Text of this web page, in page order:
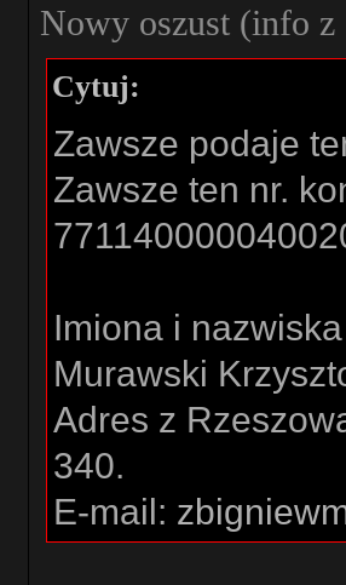
Nowy oszust (info z
Cytuj:
Zawsze podaje
Zawsze ten nr.
Imiona i
Murawski
Adres z
340.
E-mail: